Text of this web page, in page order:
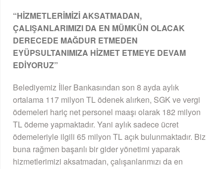
“HİZMETLERİMİZİ AKSATMADAN,
ÇALIŞANLARIMIZI DA EN MÜMKÜN OLACAK
DERECEDE MAĞDUR ETMEDEN
EYÜPSULTANIMIZA HİZMET ETMEYE DEVAM
EDİYORUZ”
Belediyemiz İller Bankasından son 8 ayda aylık
ortalama 117 milyon TL ödenek alırken, SGK ve vergi
ödemeleri hariç net personel maaşı olarak 182 milyon
TL ödeme yapmaktadır. Yani aylık sadece ücret
ödemeleriyle ilgili 65 milyon TL açık bulunmaktadır. Biz
buna rağmen başarılı bir gider yönetimi yaparak
hizmetlerimizi aksatmadan, çalışanlarımızı da en